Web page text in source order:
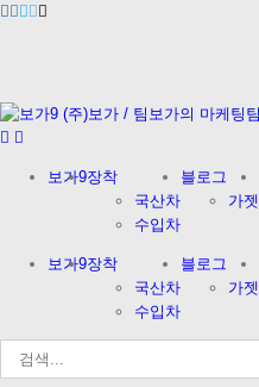
SkipFacebook
Instagram
Vimeo
Twitter
보가9장착
국산차
수입차
블로그
가젯
보가9장착
국산차
수입차
블로그
가젯
색